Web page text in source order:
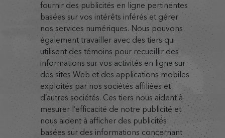
fournir des publicités en ligne pertinentes
basées sur vos intérêts inférés et gérer
nos services numériques. Nous pouvons
également travailler avec des tiers qui
utilisent des témoins pour recueillir des
informations sur vos activités en ligne sur
des sites Web et des applications mobiles
exploités par nos sociétés affiliées et
d’autres sociétés. Ces tiers nous aident à
mesurer l’efficacité de notre publicité et
nous aident à afficher des publicités
basées sur des informations concernant